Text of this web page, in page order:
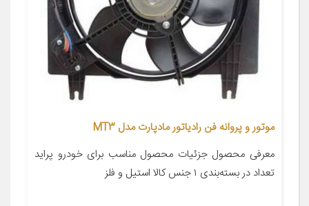
موتور و پروانه فن رادیاتور مادپارت مدل MT3
معرفی محصول جزئیات محصول مناسب برای خودرو پراید
تعداد در بسته‌بندی ۱ جنس کالا استیل و فلز